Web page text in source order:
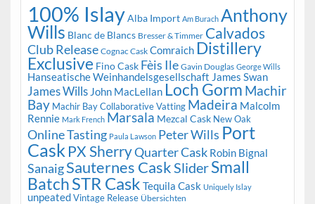
100% IslayAlba Import Am Burach Anthony
Wills Blanc de Blancs Bresser & Timmer Calvados
Club Release Cognac Cask Comraich Distillery
Exclusive Fino Cask Fèis Ile Gavin Douglas George Wills
Hanseatische Weinhandelsgesellschaft James Swan
James Wills John MacLellan Loch Gorm Machir
Bay Machir Bay Collaborative Vatting Madeira Malcolm
Rennie Mark French Marsala Mezcal Cask New Oak
Online Tasting Paula Lawson Peter Wills Port
Cask PX SherryQuarter Cask Robin Bignal
SanaigSauternes Cask SliderSmall
BatchSTR Cask Tequila Cask Uniquely Islay
unpeatedVintage Release Übersichten